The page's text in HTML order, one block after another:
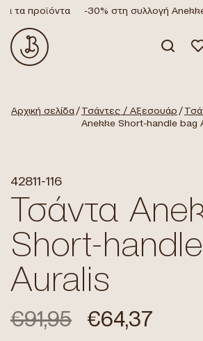
τα προϊόντα -30% στη συλλογή Anekke
Αρχική σελίδα/Τσάντες / Αξεσουάρ /
Anekke Short-handle bag
42811-116
Τσάντα
Short-
Auralis
€91,95 €64,37